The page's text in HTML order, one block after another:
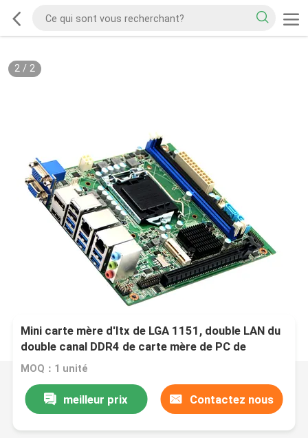
2/ 2
Mini carte mère d'Itx de LGA 1151, double LAN du
double canal DDR4 de carte mère de PC de
tablette
MOQ：1 unité
meilleur prix Contactez nous